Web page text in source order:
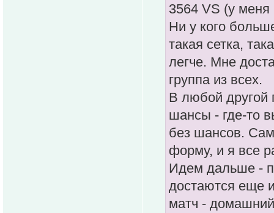
3564 VS (у
Ни у кого
такая сетка,
легче. Мне
группа из всех.
В любой другой
шансы - где-то
без шансов.
форму, и я все
Идем дальше -
достаются еще
матч -